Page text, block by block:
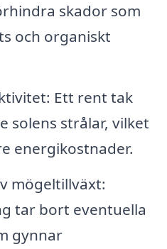
skador som
och organiskt
Ett rent tak
solens strålar, vilket
energikostnader.
mögeltillväxt:
tar bort eventuella
gynnar